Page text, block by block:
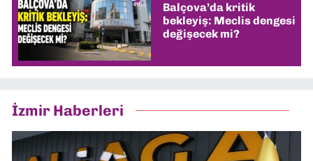
Balçova’da kritik
bekleyiş: Meclis dengesi
değişecek mi?
İzmir Haberleri